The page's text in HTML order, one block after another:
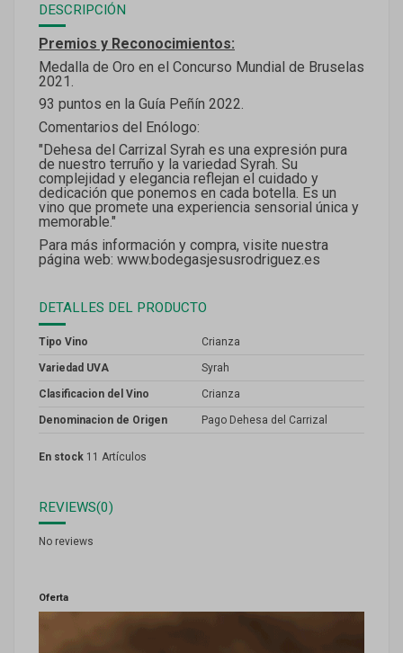
DESCRIPCIÓN
Premios y Reconocimientos:
Medalla de Oro en el Concurso Mundial de Bruselas
2021.
93 puntos en la Guía Peñín 2022.
Comentarios del Enólogo:
"Dehesa del Carrizal Syrah es una expresión pura
de nuestro terruño y la variedad Syrah. Su
complejidad y elegancia reflejan el cuidado y
dedicación que ponemos en cada botella. Es un
vino que promete una experiencia sensorial única y
memorable."
Para más información y compra, visite nuestra
página web: www.bodegasjesusrodriguez.es
DETALLES DEL PRODUCTO
Tipo Vino Crianza
Variedad UVA Syrah
Clasificacion del Vino Crianza
Denominacion de Origen Pago Dehesa del Carrizal
En stock 11 Artículos
REVIEWS(0)
No reviews
Oferta